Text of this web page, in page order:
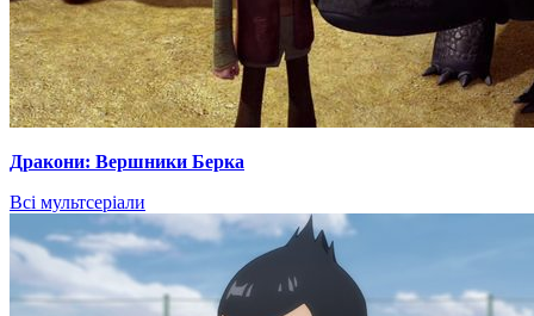
Дракони: Вершники Берка
Всі мультсеріали